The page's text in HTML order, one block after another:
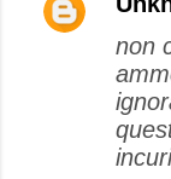
non